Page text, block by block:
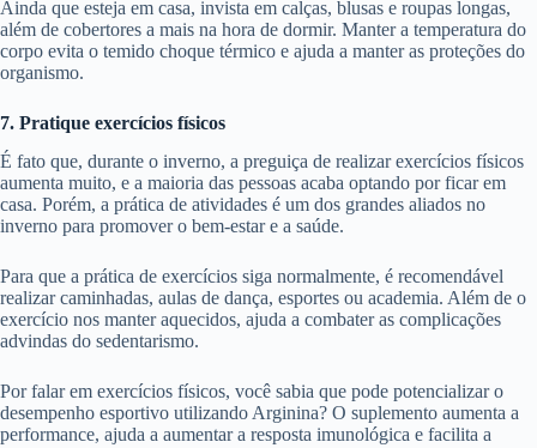
Ainda que esteja em casa, invista em calças, blusas e roupas longas,
além de cobertores a mais na hora de dormir. Manter a temperatura do
corpo evita o temido choque térmico e ajuda a manter as proteções do
organismo.
7. Pratique exercícios físicos
É fato que, durante o inverno, a preguiça de realizar exercícios físicos
aumenta muito, e a maioria das pessoas acaba optando por ficar em
casa. Porém, a prática de atividades é um dos grandes aliados no
inverno para promover o bem-estar e a saúde.
Para que a prática de exercícios siga normalmente, é recomendável
realizar caminhadas, aulas de dança, esportes ou academia. Além de o
exercício nos manter aquecidos, ajuda a combater as complicações
advindas do sedentarismo.
Por falar em exercícios físicos, você sabia que pode potencializar o
desempenho esportivo utilizando Arginina? O suplemento aumenta a
performance, ajuda a aumentar a resposta imunológica e facilita a